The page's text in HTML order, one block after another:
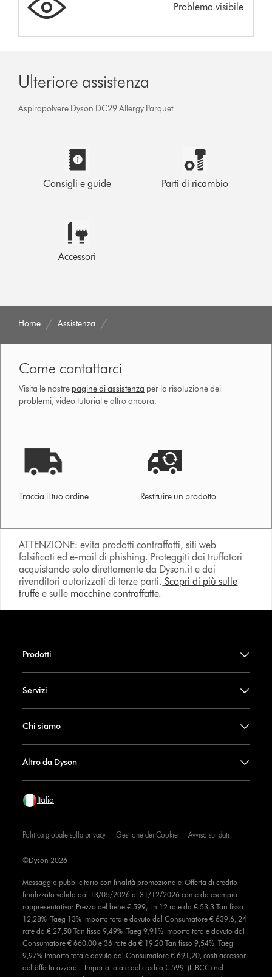
Problema visibile
Ulteriore assistenza
Aspirapolvere Dyson DC29 Allergy Parquet
Consigli e guide Parti di ricambio
Accessori
Home Assistenza
Come contattarci
Visita le nostre pagine di assistenza per la risoluzione dei
problemi, video tutorial e altro ancora.
Traccia il tuo ordine Restituire un prodotto
ATTENZIONE: evita prodotti contraffatti, siti web
falsificati ed e-mail di phishing. Proteggiti dai truffatori
acquistando solo direttamente da Dyson.it e dai
rivenditori autorizzati di terze parti. Scopri di più sulle
truffe e sulle macchine contraffatte.
Prodotti
Servizi
Chi siamo
Altro da Dyson
Italia
Politica globale sulla privacy Gestione dei Cookie Avviso sui dati
Messaggio pubblicitario con finalità promozionale. Offerta di credito
finalizzato valida dal 13/05/2026 al 31/12/2026 come da esempio
rappresentativo: Prezzo del bene € 599, in 12 rate da € 53,3 Tan fisso
12,28% Taeg 13% Importo totale dovuto dal Consumatore € 639,6, 24
rate da € 27,50 Tan fisso 9,49% Taeg 9,91% Importo totale dovuto dal
Consumatore € 660,00 e 36 rate da € 19,20 Tan fisso 9,54% Taeg
9,97% Importo totale dovuto dal Consumatore € 691,20, costi accessori
dell’offerta azzerati. Importo totale del credito € 599. (IEBCC) nel
©Dyson 2026